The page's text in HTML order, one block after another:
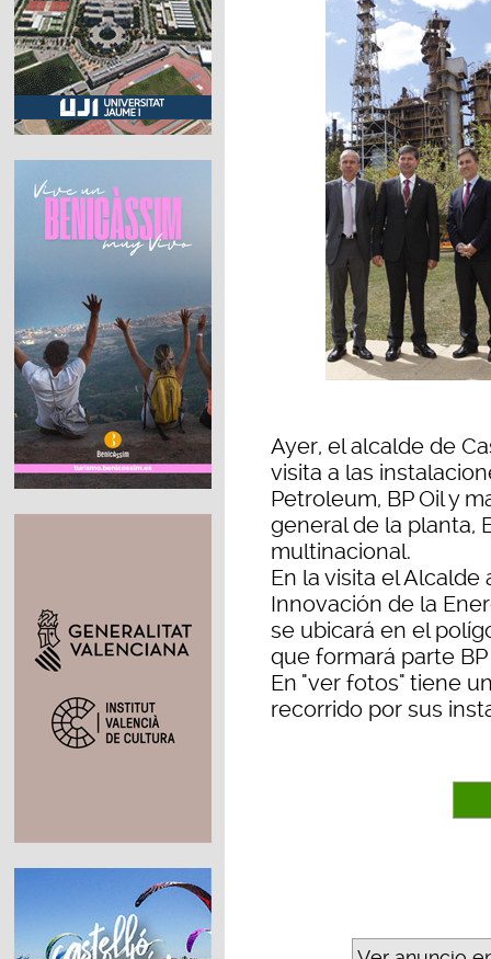
Ayer, el alcalde de
visita a las
Petroleum, BP Oil y
general de la planta,
multinacional.
En la visita el
Innovación de la
se ubicará en el
que formará parte
En "ver fotos" tiene
recorrido por sus